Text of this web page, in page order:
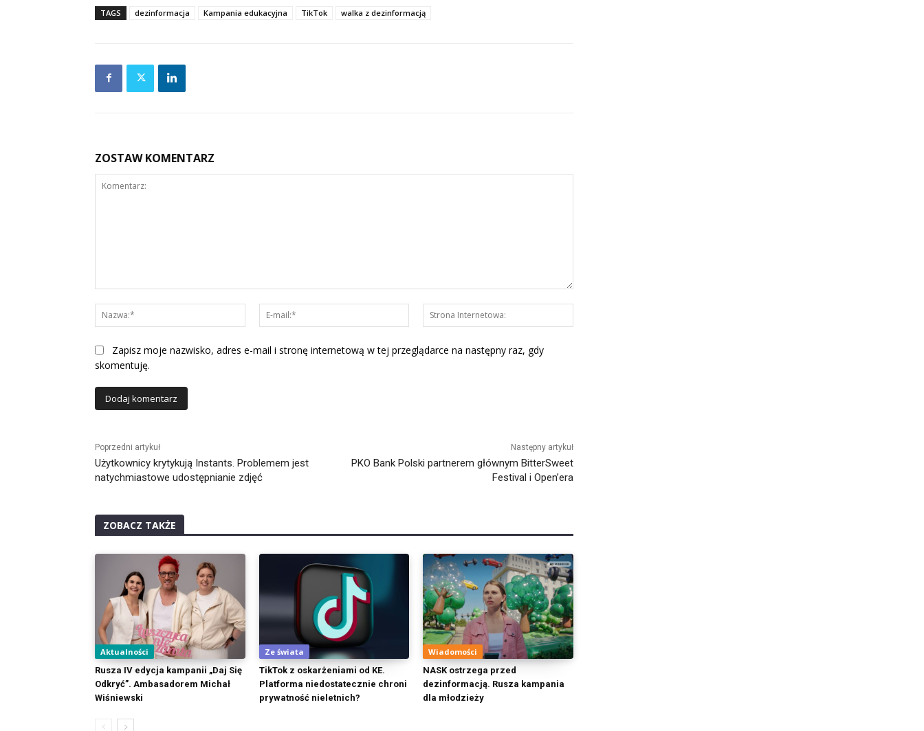
TAGS dezinformacja Kampania edukacyjna TikTok walka z dezinformacją
ZOSTAW KOMENTARZ
Nazwa:*
mail:*
Internetowa:
Zapisz moje nazwisko, adres e-mail i stronę internetową w tej przeglądarce na następny raz, gdy
skomentuję.
Poprzedni artykuł
Użytkownicy krytykują Instants. Problemem jest
natychmiastowe udostępnianie zdjęć
Następny artykuł
PKO Bank Polski partnerem głównym BitterSweet
Festival i Open’era
ZOBACZ TAKŻE
Aktualności
Rusza IV edycja kampanii „Daj Się
Odkryć”. Ambasadorem Michał
Wiśniewski
Ze świata
TikTok z oskarżeniami od KE.
Platforma niedostatecznie chroni
prywatność nieletnich?
Wiadomości
NASK ostrzega przed
dezinformacją. Rusza kampania
dla młodzieży